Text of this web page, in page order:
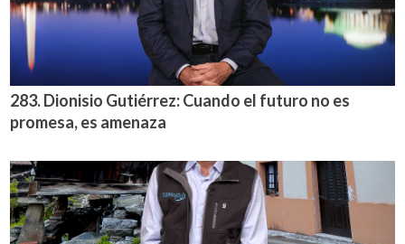
283. Dionisio Gutiérrez: Cuando el futuro no es
promesa, es amenaza